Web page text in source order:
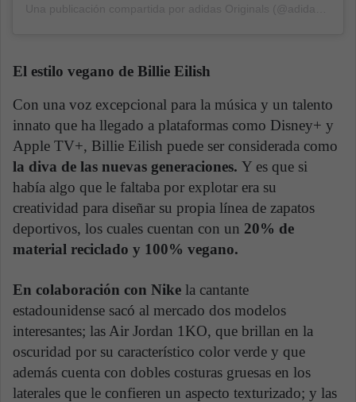
El estilo vegano de Billie Eilish
Con una voz excepcional para la música y un talento
innato que ha llegado a plataformas como Disney+ y
Apple TV+, Billie Eilish puede ser considerada como
la diva de las nuevas generaciones. Y es que si
había algo que le faltaba por explotar era su
creatividad para diseñar su propia línea de zapatos
deportivos, los cuales cuentan con un 20% de
material reciclado y 100% vegano.
En colaboración con Nike la cantante
estadounidense sacó al mercado dos modelos
interesantes; las Air Jordan 1KO, que brillan en la
oscuridad por su característico color verde y que
además cuenta con dobles costuras gruesas en los
laterales que le confieren un aspecto texturizado; y las